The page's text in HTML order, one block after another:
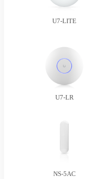
U7-LITE
U7-LR
NS-5AC